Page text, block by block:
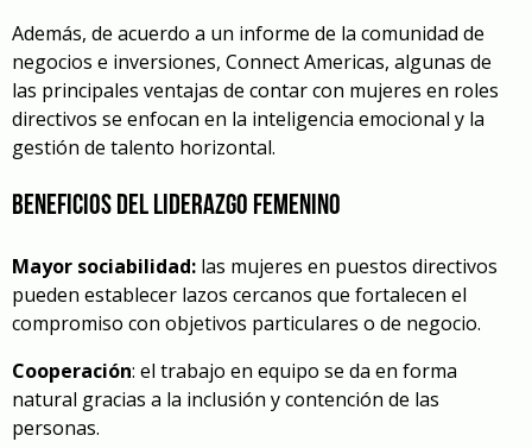
Además, de acuerdo a un informe de la comunidad de
negocios e inversiones, Connect Americas, algunas de
las principales ventajas de contar con mujeres en roles
directivos se enfocan en la inteligencia emocional y la
gestión de talento horizontal.
Beneficios del liderazgo femenino
Mayor sociabilidad: las mujeres en puestos directivos
pueden establecer lazos cercanos que fortalecen el
compromiso con objetivos particulares o de negocio.
Cooperación: el trabajo en equipo se da en forma
natural gracias a la inclusión y contención de las
personas.